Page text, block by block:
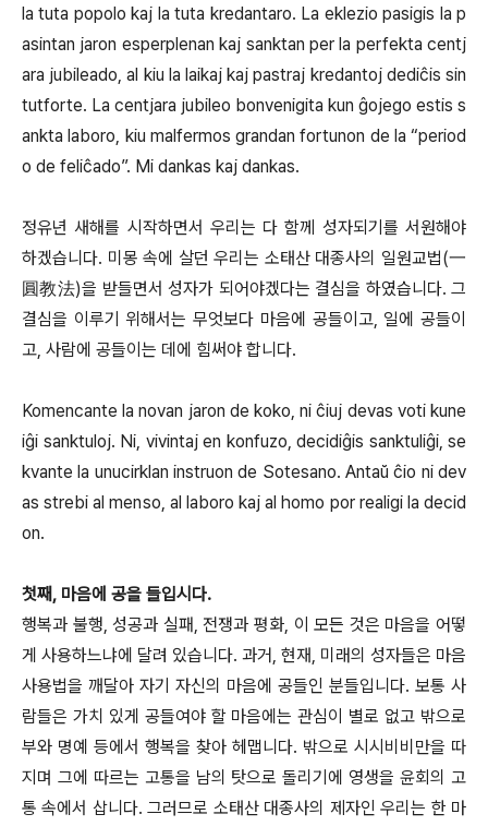
la tuta popolo kaj la tuta kredantaro. La eklezio pasigis la p
asintan jaron esperplenan kaj sanktan per la perfekta centj
ara jubileado, al kiu la laikaj kaj pastraj kredantoj dediĉis sin
tutforte. La centjara jubileo bonvenigita kun ĝojego estis s
ankta laboro, kiu malfermos grandan fortunon de la “period
o de feliĉado”. Mi dankas kaj dankas.
정유년 새해를 시작하면서 우리는 다 함께 성자되기를 서원해야
하겠습니다. 미몽 속에 살던 우리는 소태산 대종사의 일원교법(一
圓教法)을 받들면서 성자가 되어야겠다는 결심을 하였습니다. 그
결심을 이루기 위해서는 무엇보다 마음에 공들이고, 일에 공들이
고, 사람에 공들이는 데에 힘써야 합니다.
Komencante la novan jaron de koko, ni ĉiuj devas voti kune
iĝi sanktuloj. Ni, vivintaj en konfuzo, decidiĝis sanktuliĝi, se
kvante la unucirklan instruon de Sotesano. Antaŭ ĉio ni dev
as strebi al menso, al laboro kaj al homo por realigi la decid
on.
첫째, 마음에 공을 들입시다.
행복과 불행, 성공과 실패, 전쟁과 평화, 이 모든 것은 마음을 어떻
게 사용하느냐에 달려 있습니다. 과거, 현재, 미래의 성자들은 마음
사용법을 깨달아 자기 자신의 마음에 공들인 분들입니다. 보통 사
람들은 가치 있게 공들여야 할 마음에는 관심이 별로 없고 밖으로
부와 명예 등에서 행복을 찾아 헤맵니다. 밖으로 시시비비만을 따
지며 그에 따르는 고통을 남의 탓으로 돌리기에 영생을 윤회의 고
통 속에서 삽니다. 그러므로 소태산 대종사의 제자인 우리는 한 마